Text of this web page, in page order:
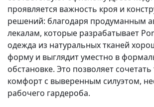
проявляется важность кроя и
решений: благодаря продуманным
лекалам, которые разрабатывает
одежда из натуральных тканей
форму и выглядит уместно в
обстановке. Это позволяет
комфорт с выверенным силуэтом,
рабочего гардероба.